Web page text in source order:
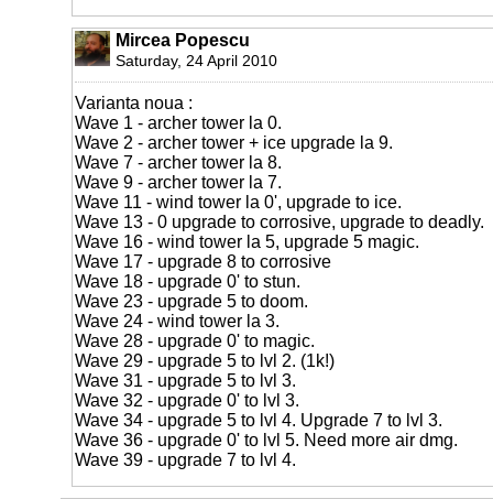
Mircea Popescu
Saturday, 24 April 2010
Varianta noua :
Wave 1 - archer tower la 0.
Wave 2 - archer tower + ice upgrade la 9.
Wave 7 - archer tower la 8.
Wave 9 - archer tower la 7.
Wave 11 - wind tower la 0', upgrade to ice.
Wave 13 - 0 upgrade to corrosive, upgrade to deadly.
Wave 16 - wind tower la 5, upgrade 5 magic.
Wave 17 - upgrade 8 to corrosive
Wave 18 - upgrade 0' to stun.
Wave 23 - upgrade 5 to doom.
Wave 24 - wind tower la 3.
Wave 28 - upgrade 0' to magic.
Wave 29 - upgrade 5 to lvl 2. (1k!)
Wave 31 - upgrade 5 to lvl 3.
Wave 32 - upgrade 0' to lvl 3.
Wave 34 - upgrade 5 to lvl 4. Upgrade 7 to lvl 3.
Wave 36 - upgrade 0' to lvl 5. Need more air dmg.
Wave 39 - upgrade 7 to lvl 4.